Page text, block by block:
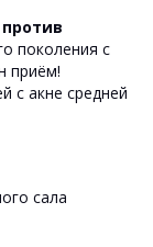
поколения с
приём!
с акне средней
сала